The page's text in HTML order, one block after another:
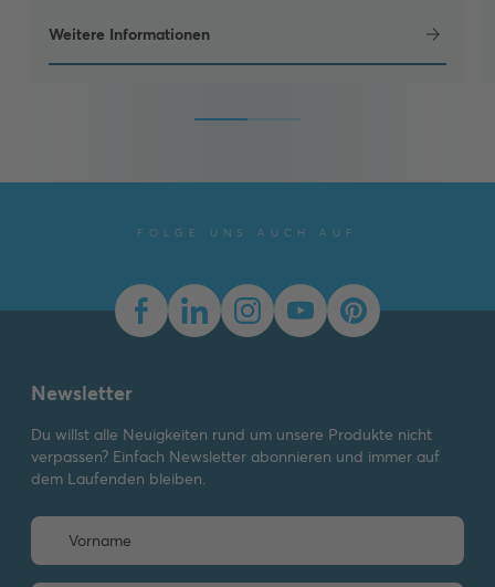
Weitere Informationen
FOLGE UNS AUCH AUF
Newsletter
Du willst alle Neuigkeiten rund um unsere Produkte nicht
verpassen? Einfach Newsletter abonnieren und immer auf
dem Laufenden bleiben.